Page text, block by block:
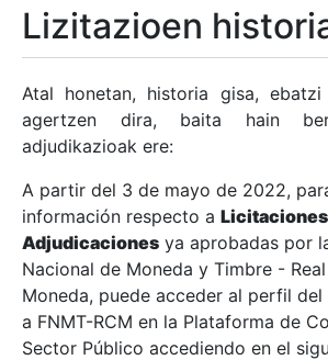
Erakutsi/Ezkutatu
Erakutsi/Ezkutatu
Erakutsi/Ezkutatu
Erakutsi/Ezkutatu
Lizitazioen
Atal honetan, historia gisa,
agertzen dira, baita hain
adjudikazioak ere:
A partir del 3 de mayo de 2022,
información respecto a
Adjudicaciones ya aprobadas por
Nacional de Moneda y Timbre -
Moneda, puede acceder al perfil
a FNMT-RCM en la Plataforma de
Sector Público accediendo en el